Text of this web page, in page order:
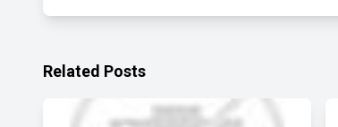
Related Posts